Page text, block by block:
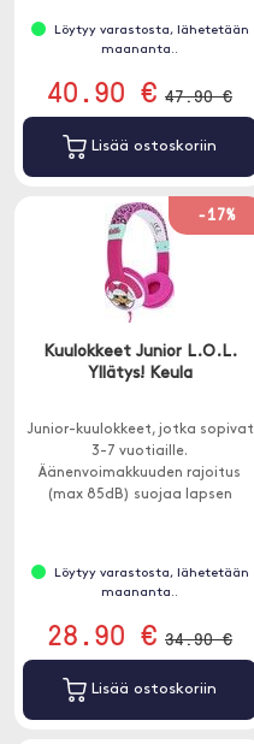
vuotiaille lapsille.
Löytyy varastosta, lähetetään
maananta..
40.90 € 47.90 €
Lisää ostoskoriin
-17%
Kuulokkeet Junior L.O.L.
Yllätys! Keula
Junior-kuulokkeet, jotka sopivat
3-7 vuotiaille.
Äänenvoimakkuuden rajoitus
(max 85dB) suojaa lapsen
Löytyy varastosta, lähetetään
maananta..
28.90 € 34.90 €
Lisää ostoskoriin